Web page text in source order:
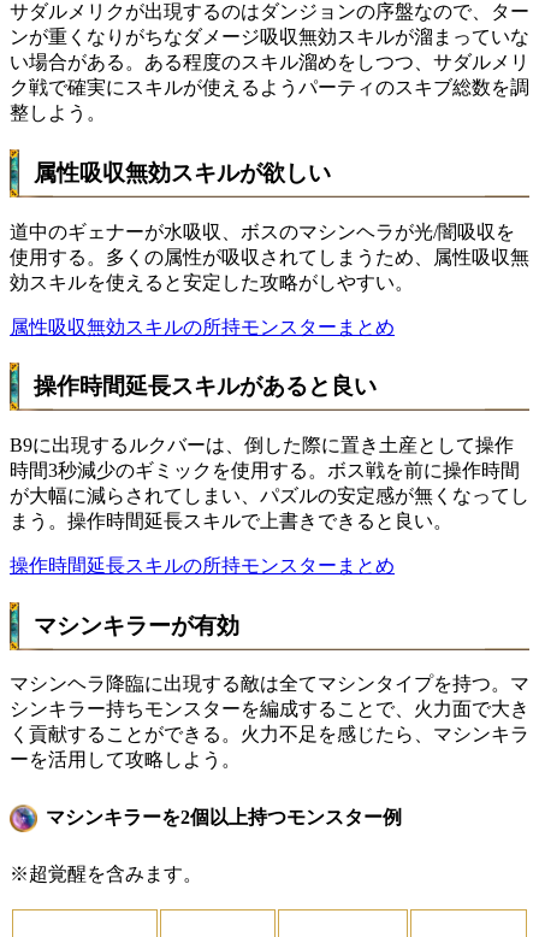
サダルメリクが出現するのはダンジョンの序盤なので、ター
ンが重くなりがちなダメージ吸収無効スキルが溜まっていな
い場合がある。ある程度のスキル溜めをしつつ、サダルメリ
ク戦で確実にスキルが使えるようパーティのスキブ総数を調
整しよう。
属性吸収無効スキルが欲しい
道中のギェナーが水吸収、ボスのマシンヘラが光/闇吸収を
使用する。多くの属性が吸収されてしまうため、属性吸収無
効スキルを使えると安定した攻略がしやすい。
属性吸収無効スキルの所持モンスターまとめ
操作時間延長スキルがあると良い
B9に出現するルクバーは、倒した際に置き土産として操作
時間3秒減少のギミックを使用する。ボス戦を前に操作時間
が大幅に減らされてしまい、パズルの安定感が無くなってし
まう。操作時間延長スキルで上書きできると良い。
操作時間延長スキルの所持モンスターまとめ
マシンキラーが有効
マシンヘラ降臨に出現する敵は全てマシンタイプを持つ。マ
シンキラー持ちモンスターを編成することで、火力面で大き
く貢献することができる。火力不足を感じたら、マシンキラ
ーを活用して攻略しよう。
マシンキラーを2個以上持つモンスター例
※超覚醒を含みます。